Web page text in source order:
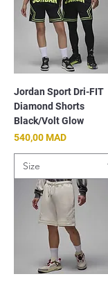
Jordan Sport Dri-FIT
Diamond Shorts
Black/Volt Glow
Prix
540,00 MAD